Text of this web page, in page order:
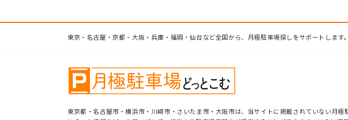
東京・名古屋・京都・大阪・兵庫・福岡・仙台など全国から、月極駐車場探しをサポートします。
東京都・名古屋市・横浜市・川崎市・さいたま市・大阪市は、当サイトに掲載されていない月